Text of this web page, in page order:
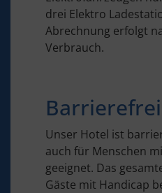
drei Elektro
Abrechnung erfolgt
Verbrauch.
Unser Hotel ist
auch für Menschen
geeignet. Das
Gäste mit Handicap